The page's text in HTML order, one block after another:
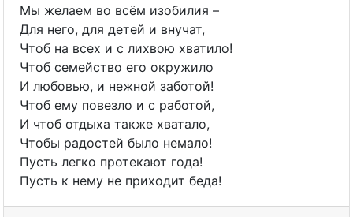
Мы желаем во всём изобилия –
Для него, для детей и внучат,
Чтоб на всех и с лихвою хватило!
Чтоб семейство его окружило
И любовью, и нежной заботой!
Чтоб ему повезло и с работой,
И чтоб отдыха также хватало,
Чтобы радостей было немало!
Пусть легко протекают года!
Пусть к нему не приходит беда!